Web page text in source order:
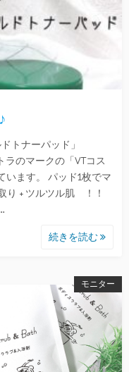
トナーパッド」
のマークの「VTコス
います。 パッド1枚でマ
り + ツルツル肌 ！！
続きを読む
モニター